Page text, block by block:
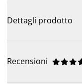
Dettagli prodotto
Recensioni 


